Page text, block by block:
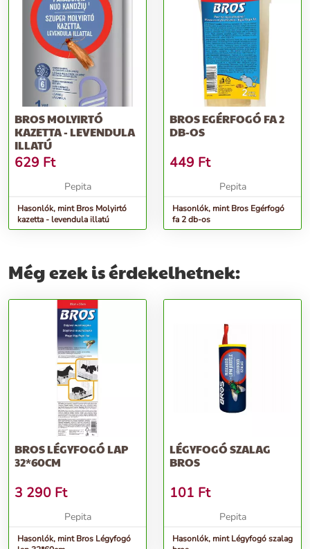
BROS MOLYIRTÓ
KAZETTA - LEVENDULA
ILLATÚ
629 Ft
Pepita
Hasonlók, mint Bros Molyirtó
kazetta - levendula illatú
BROS EGÉRFOGÓ FA 2
DB-OS
449 Ft
Pepita
Hasonlók, mint Bros Egérfogó
fa 2 db-os
Még ezek is érdekelhetnek:
BROS LÉGYFOGÓ LAP
32*60CM
3 290 Ft
Pepita
Hasonlók, mint Bros Légyfogó
LÉGYFOGÓ SZALAG
BROS
101 Ft
Pepita
Hasonlók, mint Légyfogó szalag